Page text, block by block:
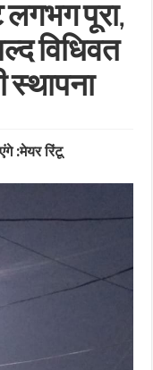
लगभग पूरा,
विधिवत
स्थापना
:मेयर रिंटू